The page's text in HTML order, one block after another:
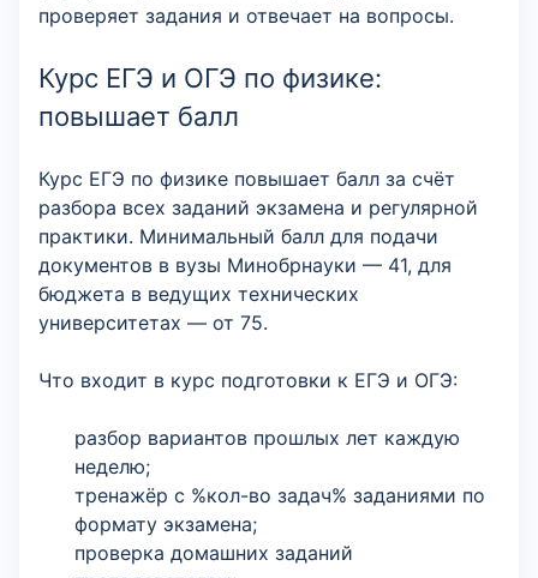
проверяет задания и отвечает на вопросы.
Курс ЕГЭ и ОГЭ по физике:
повышает балл
Курс ЕГЭ по физике повышает балл за счёт
разбора всех заданий экзамена и регулярной
практики. Минимальный балл для подачи
документов в вузы Минобрнауки — 41, для
бюджета в ведущих технических
университетах — от 75.
Что входит в курс подготовки к ЕГЭ и ОГЭ:
разбор вариантов прошлых лет каждую
неделю;
тренажёр с %кол-во задач% заданиями по
формату экзамена;
проверка домашних заданий